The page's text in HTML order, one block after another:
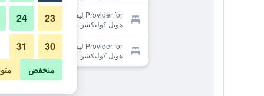
Provider for ليفربول إن هوتل، شور
هوتل كوليكشن باي بست ويسترن
Provider for ليفربول إن هوتل، شور
هوتل كوليكشن باي بست ويسترن
23
24
30
31
منخفض